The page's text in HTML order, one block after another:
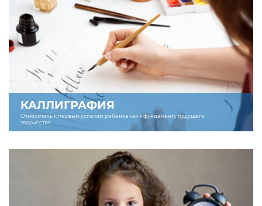
КАЛЛИГРАФИЯ
Относитесь к первым успехам ребенка как к фундаменту будущего
творчества.